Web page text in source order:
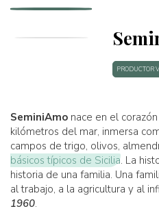
PRODUCTOR
SeminiAmo nace en el
kilómetros del mar, inmersa
campos de trigo, olivos,
básicos típicos de Sicilia. La
historia de una familia. Una
al trabajo, a la agricultura y al
1960.